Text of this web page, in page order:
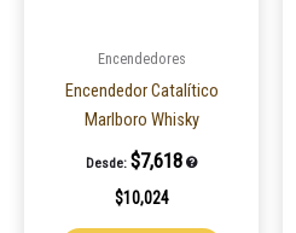
Encendedores
Encendedor Catalítico
Marlboro Whisky
Desde: $7,618
$10,024